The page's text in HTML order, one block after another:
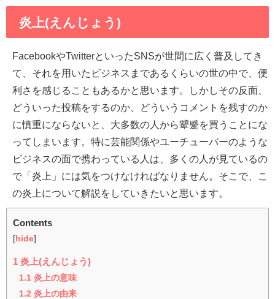
炎上(えんじょう)
FacebookやTwitterといったSNSが世間に広く普及してき
て、それを用いたビジネスまであるくらいの世の中で、便
利さを感じることもあるかと思います。しかしその反面、
どういった投稿をするのか、どういうコメントを残すのか
に慎重にならないと、大多数の人から顰蹙を買うことにな
ってしまいます。特に芸能関係やユーチューバーのような
ビジネスの面で携わっている人は、多くの人が見ているの
で「炎上」には気をつけなければなりません。そこで、こ
の炎上について解説をしていきたいと思います。
Contents
[ hide]
1 炎上(えんじょう)
1.1 炎上の意味
1.2 炎上の由来